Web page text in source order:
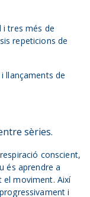
i tres més de
repeticions de
llançaments de
sèries.
conscient,
és aprendre a
el moviment. Així
i